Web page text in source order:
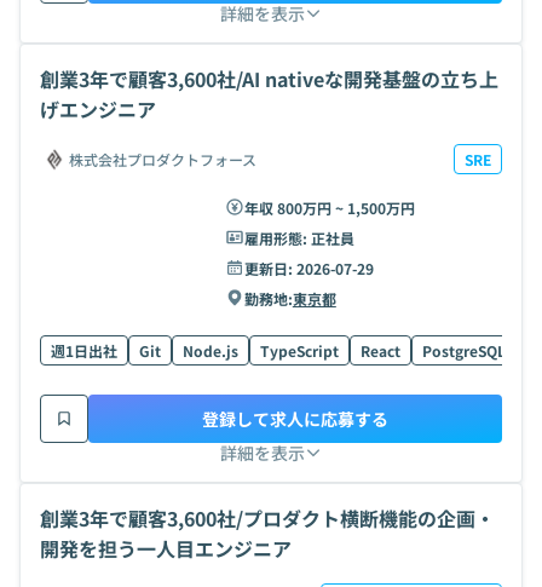
詳細を表示
創業3年で顧客3,600社/AI nativeな開発基盤の立ち上
げエンジニア
株式会社プロダクトフォース SRE
年収 800万円 ~ 1,500万円
雇用形態: 正社員
更新日: 2026-07-29
勤務地:東京都
週1日出社 Git Node.js TypeScript React PostgreSQL
詳細を表示
登録して求人に応募する
創業3年で顧客3,600社/プロダクト横断機能の企画・
開発を担う一人目エンジニア